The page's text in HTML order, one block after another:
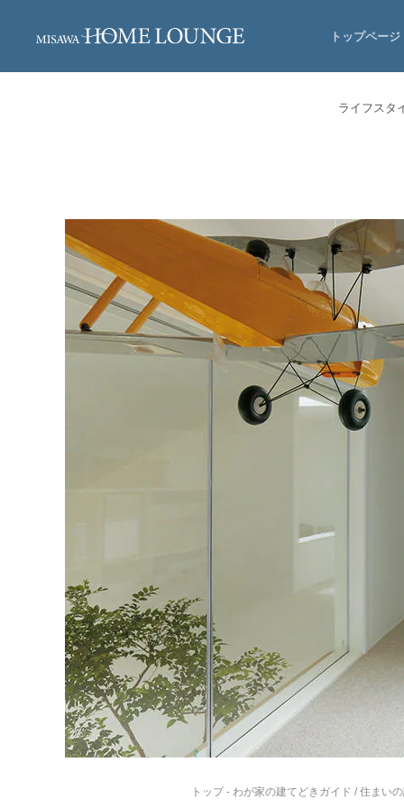
トップページ
ライフスタ
トップ - わが家の建てどきガイド / 住まい